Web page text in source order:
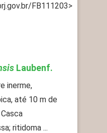
FB111203>
Laubenf.
inerme,
até 10 m de
ritidoma ...